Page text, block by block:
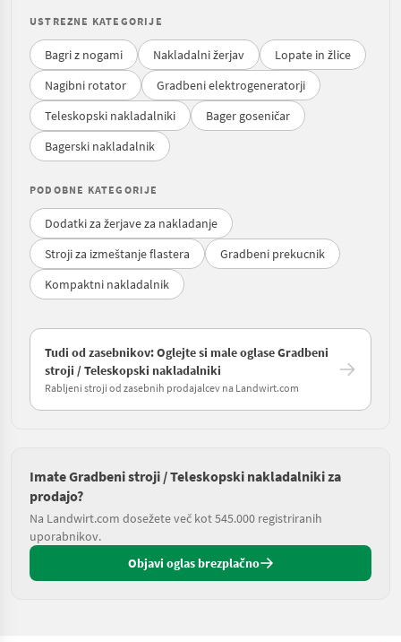
USTREZNE KATEGORIJE
Bagri z nogami Nakladalni žerjav
Lopate in žlice
Nagibni rotator
Gradbeni elektrogeneratorji
Teleskopski nakladalniki
Bager goseničar
Bagerski nakladalnik
PODOBNE KATEGORIJE
Dodatki za žerjave za nakladanje
Stroji za izmeštanje flastera
Gradbeni prekucnik
Kompaktni nakladalnik
Tudi od zasebnikov: Oglejte si male oglase Gradbeni
stroji / Teleskopski nakladalniki
Rabljeni stroji od zasebnih prodajalcev na Landwirt.com
Imate Gradbeni stroji / Teleskopski nakladalniki za
prodajo?
Na Landwirt.com dosežete več kot 545.000 registriranih
uporabnikov.
Objavi oglas brezplačno